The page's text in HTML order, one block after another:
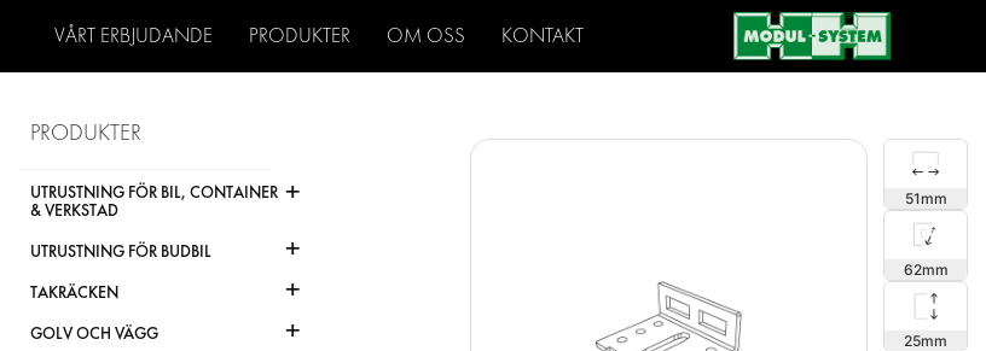
VÅRT ERBJUDANDE PRODUKTER OM OSS KONTAKT
PRODUKTER
UTRUSTNING FÖR BIL, CONTAINER
& VERKSTAD
+
UTRUSTNING FÖR BUDBIL +
TAKRÄCKEN +
GOLV OCH VÄGG +
51
62
25